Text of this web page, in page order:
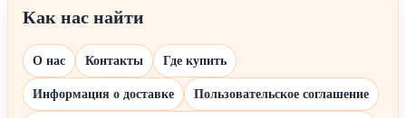
Как нас найти
О нас Контакты Где купить
Информация о доставке Пользовательское соглашение